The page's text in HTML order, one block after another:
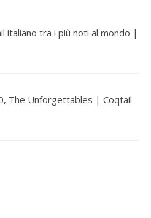
italiano tra i più noti al mondo |
The Unforgettables | Coqtail